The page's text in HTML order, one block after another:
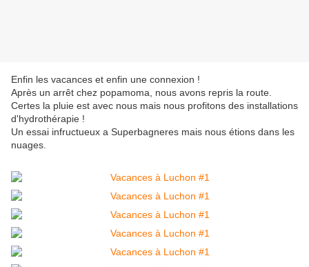
Enfin les vacances et enfin une connexion !
Après un arrêt chez popamoma, nous avons repris la route.
Certes la pluie est avec nous mais nous profitons des installations
d'hydrothérapie !
Un essai infructueux a Superbagneres mais nous étions dans les
nuages.